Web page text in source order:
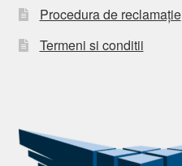
Procedura de reclamație
Termeni si conditii